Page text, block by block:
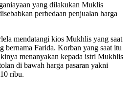
yang dilakukan Muklis
perbedaan penjualan harga
mendatangi kios Mukhlis yang saat
bernama Farida. Korban yang saat itu
menanyakan kepada istri Mukhlis
di bawah harga pasaran yakni
ribu.